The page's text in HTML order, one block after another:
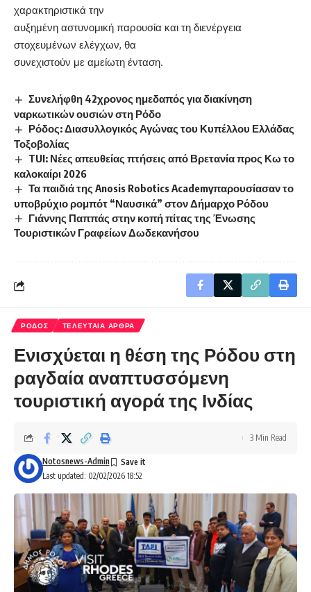
χαρακτηριστικά την
αυξημένη αστυνομική παρουσία και τη διενέργεια
στοχευμένων ελέγχων, θα
συνεχιστούν με αμείωτη ένταση.
Συνελήφθη 42χρονος ημεδαπός για διακίνηση
ναρκωτικών ουσιών στη Ρόδο
Ρόδος: Διασυλλογικός Αγώνας του Κυπέλλου Ελλάδας
Τοξοβολίας
TUI: Νέες απευθείας πτήσεις από Βρετανία προς Κω το
καλοκαίρι 2026
Τα παιδιά της Anosis Robotics Academyπαρουσίασαν το
υποβρύχιο ρομπότ “Ναυσικά” στον Δήμαρχο Ρόδου
Γιάννης Παππάς στην κοπή πίτας της Ένωσης
Τουριστικών Γραφείων Δωδεκανήσου
ΡΟΔΟΣ ΤΕΛΕΥΤΑΙΑ ΑΡΘΡΑ
Ενισχύεται η θέση της Ρόδου στη
ραγδαία αναπτυσσόμενη
τουριστική αγορά της Ινδίας
Last updated: 02/02/2026 18:52
Notosnews-Admin
3 Min Read